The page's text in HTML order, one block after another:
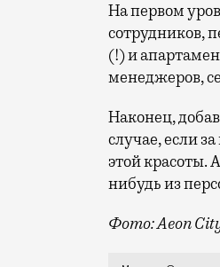
На первом
сотрудников,
(!) и
менеджеров,
Наконец,
случае, если
этой красоты.
нибудь из
Фото: Aeon
Это офисный